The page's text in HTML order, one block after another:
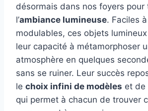
désormais dans nos foyers pour
l’ambiance lumineuse. Faciles
modulables, ces objets
leur capacité à métamorphoser
atmosphère en quelques
sans se ruiner. Leur succès
le choix infini de modèles et de
qui permet à chacun de trouver